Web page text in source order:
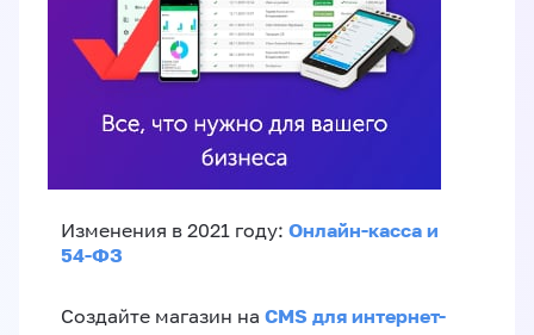
Изменения в 2021 году: Онлайн-касса и
54-ФЗ
Создайте магазин на CMS для интернет-